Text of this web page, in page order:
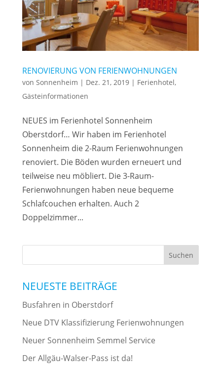
RENOVIERUNG VON FERIENWOHNUNGEN
von Sonnenheim | Dez. 21, 2019| Ferienhotel,
Gästeinformationen
NEUES im Ferienhotel Sonnenheim
Oberstdorf… Wir haben im Ferienhotel
Sonnenheim die 2-Raum Ferienwohnungen
renoviert. Die Böden wurden erneuert und
teilweise neu möbliert. Die 3-Raum-
Ferienwohnungen haben neue bequeme
Schlafcouchen erhalten. Auch 2
Doppelzimmer...
NEUESTE BEITRÄGE
Busfahren in Oberstdorf
Neue DTV Klassifizierung Ferienwohnungen
Neuer Sonnenheim Semmel Service
Der Allgäu-Walser-Pass ist da!